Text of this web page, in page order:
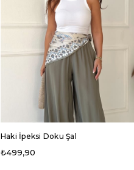
Haki İpeksi Doku Şal
₺499,90